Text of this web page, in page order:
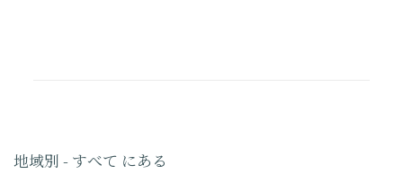
地域別 - すべて にある